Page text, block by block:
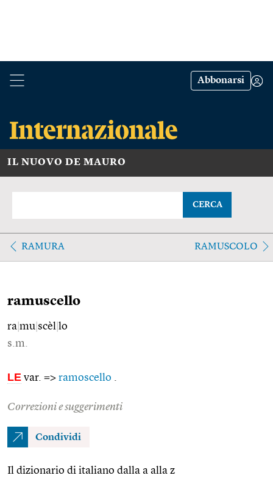
Abbonarsi
IL NUOVO DE MAURO
CERCA
RAMURA RAMUSCOLO
ramuscello
ra mu scèl lo
s.m.
LE var. => ramoscello
Correzioni e suggerimenti
Condividi
Il dizionario di italiano dalla a alla z